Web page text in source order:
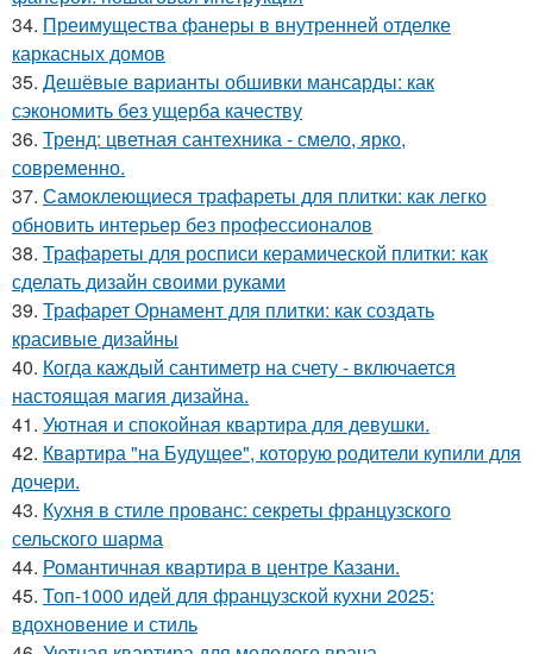
34. Преимущества фанеры в внутренней отделке
каркасных домов
35. Дешёвые варианты обшивки мансарды: как
сэкономить без ущерба качеству
36. Тренд: цветная сантехника - смело, ярко,
современно.
37. Самоклеющиеся трафареты для плитки: как легко
обновить интерьер без профессионалов
38. Трафареты для росписи керамической плитки: как
сделать дизайн своими руками
39. Трафарет Орнамент для плитки: как создать
красивые дизайны
40. Когда каждый сантиметр на счету - включается
настоящая магия дизайна.
41. Уютная и спокойная квартира для девушки.
42. Квартира "на Будущее", которую родители купили для
дочери.
43. Кухня в стиле прованс: секреты французского
сельского шарма
44. Романтичная квартира в центре Казани.
45. Топ-1000 идей для французской кухни 2025:
вдохновение и стиль